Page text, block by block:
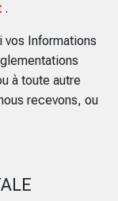
.
vos Informations
à toute autre
recevons, ou